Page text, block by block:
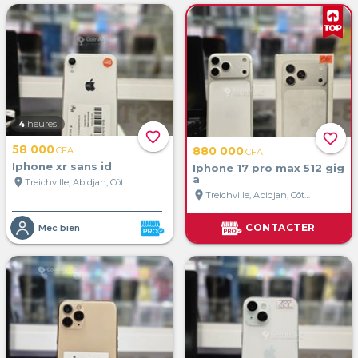
favorite_border
4 heures
58 000CFA
Iphone xr sans id
location_on
Treichville, Abidjan, Côte d'Ivoire
Mec bien
favorite_border
880 000CFA
Iphone 17 pro max 512 gig
a
location_on
Treichville, Abidjan, Côte d'Ivoire
CONTACTER